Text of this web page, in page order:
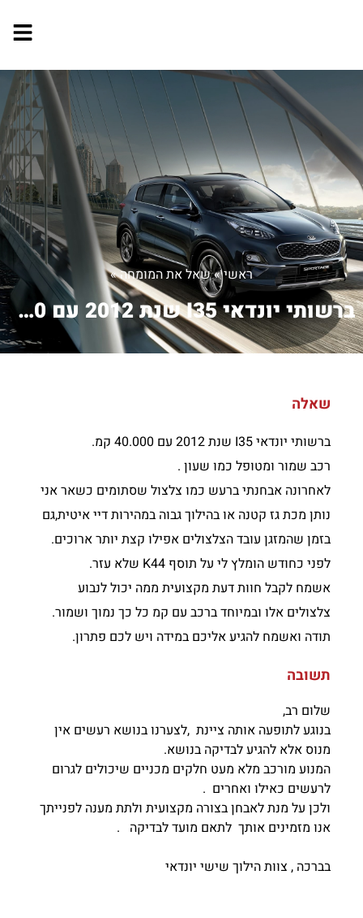
ראשי»שאל את המומחה»
ברשותי יונדאי I35 שנת 2012 עם 40.000 ...
שאלה
ברשותי יונדאי I35 שנת 2012 עם 40.000 קמ.
רכב שמור ומטופל כמו שעון .
לאחרונה אבחנתי ברעש כמו צלצול שסתומים כשאר אני
נותן מכת גז קטנה או בהילוך גבוה במהירות דיי איטית,גם
בזמן שהמזגן עובד הצלצולים אפילו קצת יותר ארוכים.
לפני כחודש הומלץ לי על תוסף K44 שלא עזר.
אשמח לקבל חוות דעת מקצועית ממה יכול לנבוע
צלצולים אלו ובמיוחד ברכב עם קמ כל כך נמוך ושמור.
תודה ואשמח להגיע אליכם במידה ויש לכם פתרון.
תשובה
שלום רב,
בנוגע לתופעה אותה ציינת ,לצערנו בנושא רעשים אין
מנוס אלא להגיע לבדיקה בנושא.
המנוע מורכב מלא מעט חלקים מכניים שיכולים לגרום
לרעשים כאילו ואחרים .
ולכן על מנת לאבחן בצורה מקצועית ולתת מענה לפנייתך
אנו מזמינים אותך לתאם מועד לבדיקה .
בברכה , צוות הילוך שישי יונדאי